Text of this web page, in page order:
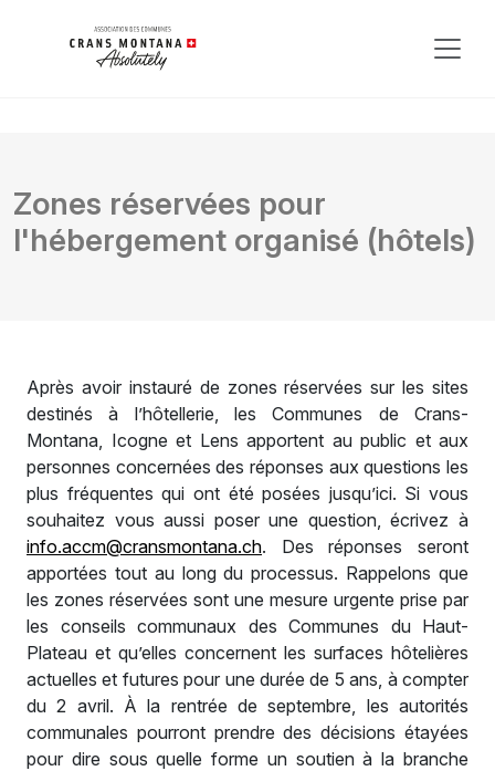
Zones réservées pour
l'hébergement organisé (hôtels)
Après avoir instauré de zones réservées sur les sites
destinés à l’hôtellerie, les Communes de Crans-
Montana, Icogne et Lens apportent au public et aux
personnes concernées des réponses aux questions les
plus fréquentes qui ont été posées jusqu’ici. Si vous
souhaitez vous aussi poser une question, écrivez à
info.accm@cransmontana.ch. Des réponses seront
apportées tout au long du processus. Rappelons que
les zones réservées sont une mesure urgente prise par
les conseils communaux des Communes du Haut-
Plateau et qu’elles concernent les surfaces hôtelières
actuelles et futures pour une durée de 5 ans, à compter
du 2 avril. À la rentrée de septembre, les autorités
communales pourront prendre des décisions étayées
pour dire sous quelle forme un soutien à la branche